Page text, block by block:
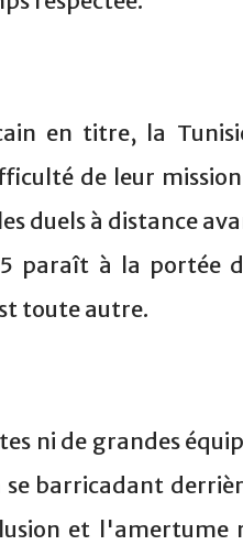
en titre, la
de leur
duels à distance
paraît à la portée
toute autre.
ni de grandes
se barricadant
et l'amertume